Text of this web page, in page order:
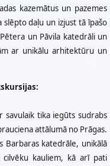
kazemātus un pazemes
daļu un izjust tā īpašo
un Pāvila katedrāli un
ar unikālu arhitektūru un
savulaik tika iegūts sudrabs
attālumā no Prāgas.
Barbaras katedrāle, unikālā
kauliem, kā arī pati